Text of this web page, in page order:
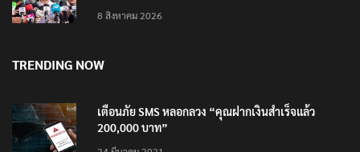
8 สิงหาคม 2026
TRENDING NOW
เตือนภัย SMS หลอกลวง “คุณฝากเงินสำเร็จแล้ว
200,000 บาท”